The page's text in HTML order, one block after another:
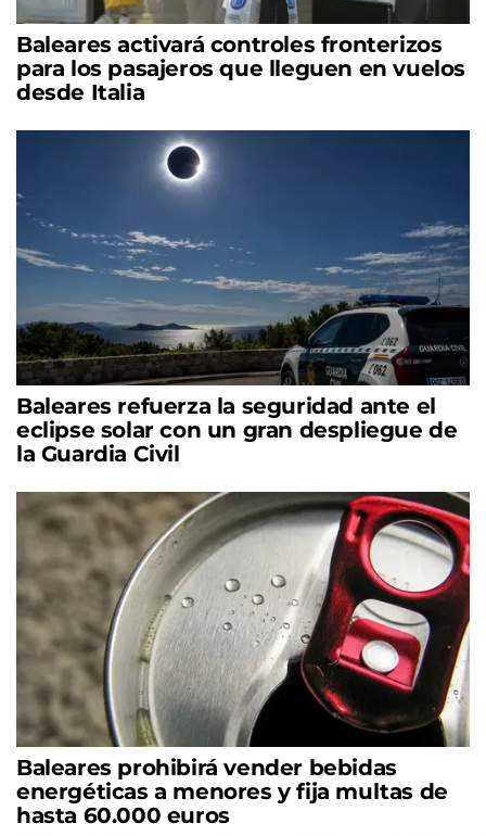
Baleares activará controles fronterizos
para los pasajeros que lleguen en vuelos
desde Italia
Baleares refuerza la seguridad ante el
eclipse solar con un gran despliegue de
la Guardia Civil
Baleares prohibirá vender bebidas
energéticas a menores y fija multas de
hasta 60.000 euros